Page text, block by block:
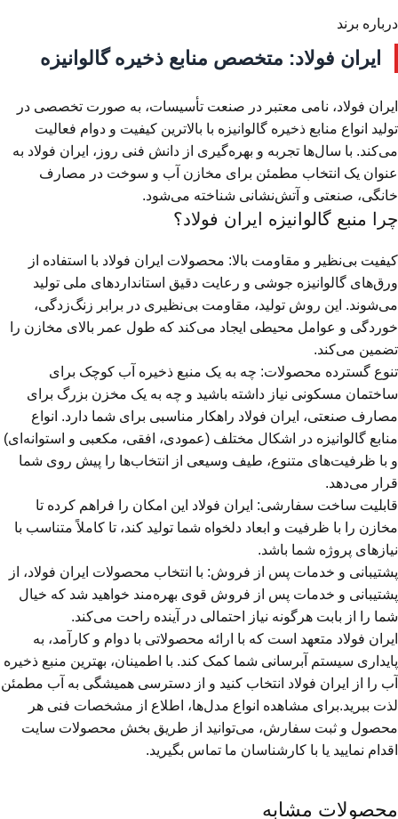
درباره برند
ایران فولاد: متخصص منابع ذخیره گالوانیزه
ایران فولاد، نامی معتبر در صنعت تأسیسات، به صورت تخصصی در
تولید انواع منابع ذخیره گالوانیزه با بالاترین کیفیت و دوام فعالیت
می‌کند. با سال‌ها تجربه و بهره‌گیری از دانش فنی روز، ایران فولاد به
عنوان یک انتخاب مطمئن برای مخازن آب و سوخت در مصارف
خانگی، صنعتی و آتش‌نشانی شناخته می‌شود.
چرا منبع گالوانیزه ایران فولاد؟
کیفیت بی‌نظیر و مقاومت بالا: محصولات ایران فولاد با استفاده از
ورق‌های گالوانیزه جوشی و رعایت دقیق استانداردهای ملی تولید
می‌شوند. این روش تولید، مقاومت بی‌نظیری در برابر زنگ‌زدگی،
خوردگی و عوامل محیطی ایجاد می‌کند که طول عمر بالای مخازن را
تضمین می‌کند.
تنوع گسترده محصولات: چه به یک منبع ذخیره آب کوچک برای
ساختمان مسکونی نیاز داشته باشید و چه به یک مخزن بزرگ برای
مصارف صنعتی، ایران فولاد راهکار مناسبی برای شما دارد. انواع
منابع گالوانیزه در اشکال مختلف (عمودی، افقی، مکعبی و استوانه‌ای)
و با ظرفیت‌های متنوع، طیف وسیعی از انتخاب‌ها را پیش روی شما
قرار می‌دهد.
قابلیت ساخت سفارشی: ایران فولاد این امکان را فراهم کرده تا
مخازن را با ظرفیت و ابعاد دلخواه شما تولید کند، تا کاملاً متناسب با
نیازهای پروژه شما باشد.
پشتیبانی و خدمات پس از فروش: با انتخاب محصولات ایران فولاد، از
پشتیبانی و خدمات پس از فروش قوی بهره‌مند خواهید شد که خیال
شما را از بابت هرگونه نیاز احتمالی در آینده راحت می‌کند.
ایران فولاد متعهد است که با ارائه محصولاتی با دوام و کارآمد، به
پایداری سیستم آبرسانی شما کمک کند. با اطمینان، بهترین منبع ذخیره
آب را از ایران فولاد انتخاب کنید و از دسترسی همیشگی به آب مطمئن
لذت ببرید.برای مشاهده انواع مدل‌ها، اطلاع از مشخصات فنی هر
محصول و ثبت سفارش، می‌توانید از طریق بخش محصولات سایت
اقدام نمایید یا با کارشناسان ما تماس بگیرید.
محصولات مشابه